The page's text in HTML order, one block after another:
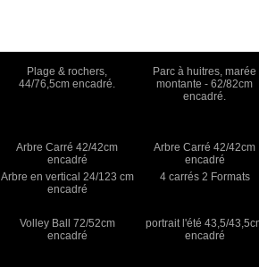
Plage & rochers,
44/76,5cm encadré.
Parc à huitres, marée
montante - 62/82cm
encadré.
Arbre Carré 42/42cm
encadré
Arbre Carré 42/42cm
encadré
Arbre en vertical 24/123 cm
encadré
4 carrés 2 Formats
Volley Ball 72/52cm
encadré
portrait l'été 43,5/
encadré